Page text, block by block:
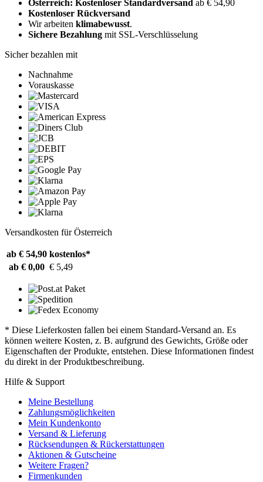
Österreich: Kostenloser Standardversand ab € 54,90
Kostenloser Rückversand
Wir arbeiten klimabewusst.
Sichere Bezahlung mit SSL-Verschlüsselung
Sicher bezahlen mit
Nachnahme
Vorauskasse
Versandkosten für Österreich
ab € 54,90 kostenlos*
ab € 0,00 € 5,49
* Diese Lieferkosten fallen bei einem Standard-Versand an. Es
können weitere Kosten, z. B. aufgrund des Gewichts, Größe oder
Eigenschaften der Produkte, entstehen. Diese Informationen findest
du direkt in der Produktbeschreibung.
Hilfe & Support
Meine Bestellung
Zahlungsmöglichkeiten
Mein Kundenkonto
Versand & Lieferung
Rücksendungen & Rückerstattungen
Aktionen & Gutscheine
Weitere Fragen?
Firmenkunden